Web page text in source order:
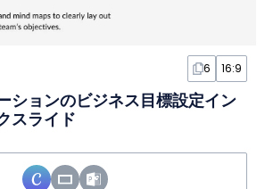
6 16:9
ションのビジネス目標設定イン
スライド